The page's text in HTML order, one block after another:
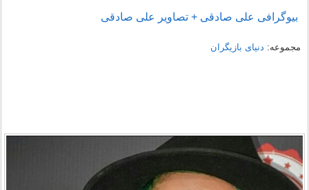
بیوگرافی علی صادقی + تصاویر علی صادقی
مجموعه: دنیای بازیگران